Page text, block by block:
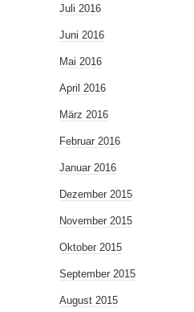
Juli 2016
Juni 2016
Mai 2016
April 2016
März 2016
Februar 2016
Januar 2016
Dezember 2015
November 2015
Oktober 2015
September 2015
August 2015